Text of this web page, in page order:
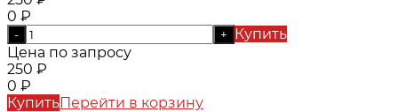
0 ₽
- +
Купить
Цена по запросу
250 ₽
0 ₽
КупитьПерейти в корзину